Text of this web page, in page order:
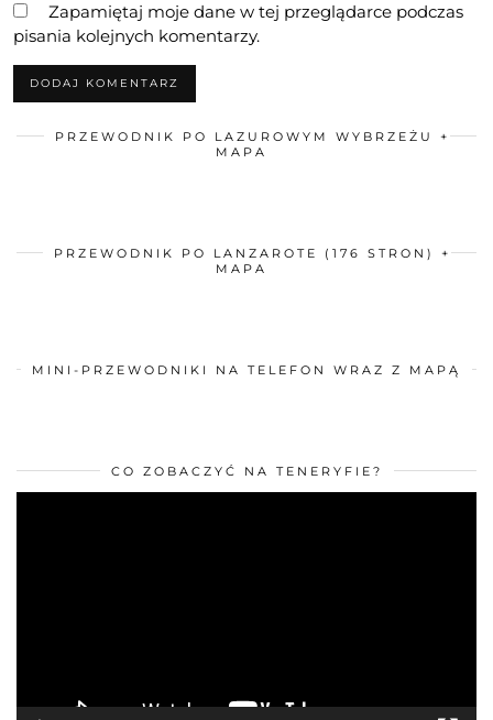
Zapamiętaj moje dane w tej przeglądarce podczas
pisania kolejnych komentarzy.
PRZEWODNIK PO LAZUROWYM WYBRZEŻU +
MAPA